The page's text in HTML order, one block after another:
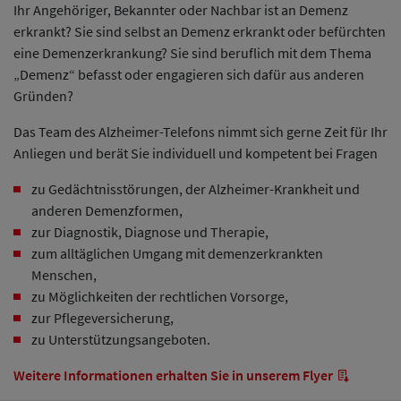
Ihr Angehöriger, Bekannter oder Nachbar ist an Demenz
erkrankt? Sie sind selbst an Demenz erkrankt oder befürchten
eine Demenzerkrankung? Sie sind beruflich mit dem Thema
„Demenz“ befasst oder engagieren sich dafür aus anderen
Gründen?
Das Team des Alzheimer-Telefons nimmt sich gerne Zeit für Ihr
Anliegen und berät Sie individuell und kompetent bei Fragen
zu Gedächtnisstörungen, der Alzheimer-Krankheit und
anderen Demenzformen,
zur Diagnostik, Diagnose und Therapie,
zum alltäglichen Umgang mit demenzerkrankten
Menschen,
zu Möglichkeiten der rechtlichen Vorsorge,
zur Pflegeversicherung,
zu Unterstützungsangeboten.
Weitere Informationen erhalten Sie in unserem Flyer